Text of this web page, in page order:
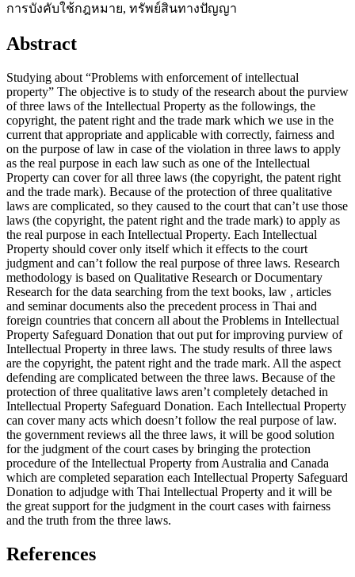
การบังคับใช้กฎหมาย, ทรัพย์สินทางปัญญา
Abstract
Studying about “Problems with enforcement of intellectual
property” The objective is to study of the research about the purview
of three laws of the Intellectual Property as the followings, the
copyright, the patent right and the trade mark which we use in the
current that appropriate and applicable with correctly, fairness and
on the purpose of law in case of the violation in three laws to apply
as the real purpose in each law such as one of the Intellectual
Property can cover for all three laws (the copyright, the patent right
and the trade mark). Because of the protection of three qualitative
laws are complicated, so they caused to the court that can’t use those
laws (the copyright, the patent right and the trade mark) to apply as
the real purpose in each Intellectual Property. Each Intellectual
Property should cover only itself which it effects to the court
judgment and can’t follow the real purpose of three laws. Research
methodology is based on Qualitative Research or Documentary
Research for the data searching from the text books, law , articles
and seminar documents also the precedent process in Thai and
foreign countries that concern all about the Problems in Intellectual
Property Safeguard Donation that out put for improving purview of
Intellectual Property in three laws. The study results of three laws
are the copyright, the patent right and the trade mark. All the aspect
defending are complicated between the three laws. Because of the
protection of three qualitative laws aren’t completely detached in
Intellectual Property Safeguard Donation. Each Intellectual Property
can cover many acts which doesn’t follow the real purpose of law.
the government reviews all the three laws, it will be good solution
for the judgment of the court cases by bringing the protection
procedure of the Intellectual Property from Australia and Canada
which are completed separation each Intellectual Property Safeguard
Donation to adjudge with Thai Intellectual Property and it will be
the great support for the judgment in the court cases with fairness
and the truth from the three laws.
References